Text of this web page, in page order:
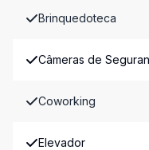
Brinquedoteca
Câmeras de
Coworking
Elevador